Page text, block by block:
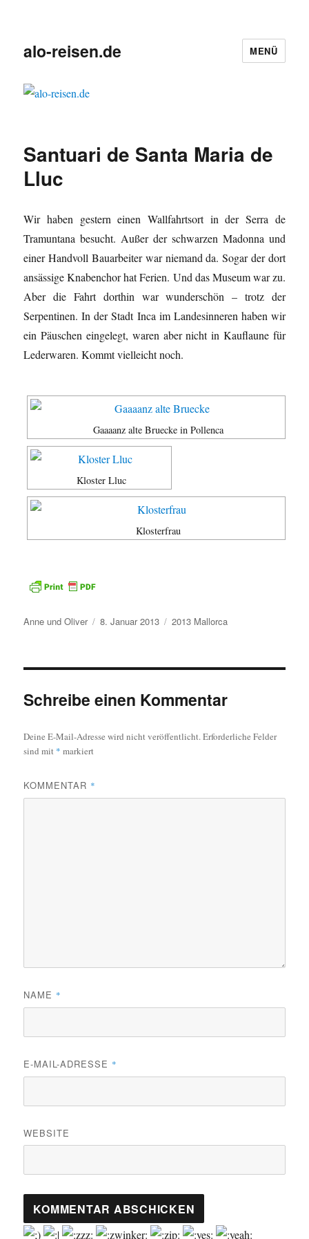
alo-reisen.de MENÜ
Santuari de Santa Maria de
Lluc
Wir haben gestern einen Wallfahrtsort in der Serra de
Tramuntana besucht. Außer der schwarzen Madonna und
einer Handvoll Bauarbeiter war niemand da. Sogar der dort
ansässige Knabenchor hat Ferien. Und das Museum war zu.
Aber die Fahrt dorthin war wunderschön – trotz der
Serpentinen. In der Stadt Inca im Landesinneren haben wir
ein Päuschen eingelegt, waren aber nicht in Kauflaune für
Lederwaren. Kommt vielleicht noch.
Gaaaanz alte Bruecke in Pollenca
Kloster Lluc
Klosterfrau
Autor
Anne und Oliver
Veröffentlicht
8. Januar 2013 Kategorien
2013 Mallorca
Schreibe einen Kommentar
Deine E-Mail-Adresse wird nicht veröffentlicht.Erforderliche Felder
sind mit * markiert
KOMMENTAR *
NAME *
E-MAIL-ADRESSE *
WEBSITE